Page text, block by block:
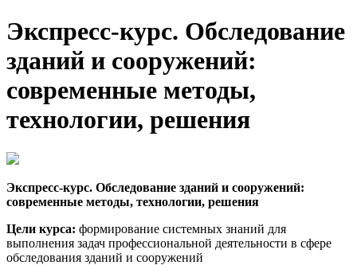
Экспресс-курс. Обследование
зданий и сооружений:
современные методы,
технологии, решения
Экспресс-курс. Обследование зданий и сооружений:
современные методы, технологии, решения
Цели курса: формирование системных знаний для
выполнения задач профессиональной деятельности в сфере
обследования зданий и сооружений